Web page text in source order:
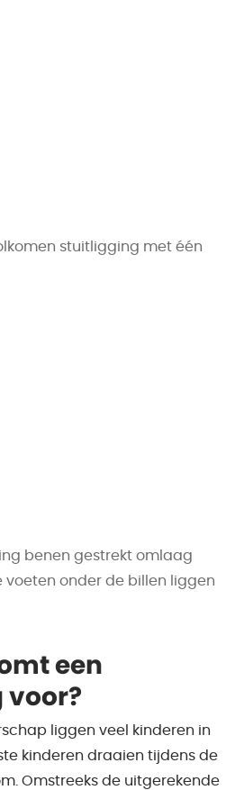
stuitligging met één
benen gestrekt omlaag
voeten onder de billen liggen
een
liggen veel kinderen in
kinderen draaien tijdens de
Omstreeks de uitgerekende